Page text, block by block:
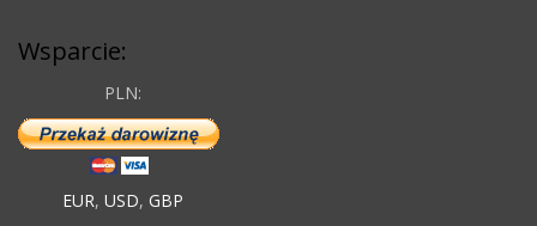
Wsparcie:
PLN:
EUR, USD, GBP